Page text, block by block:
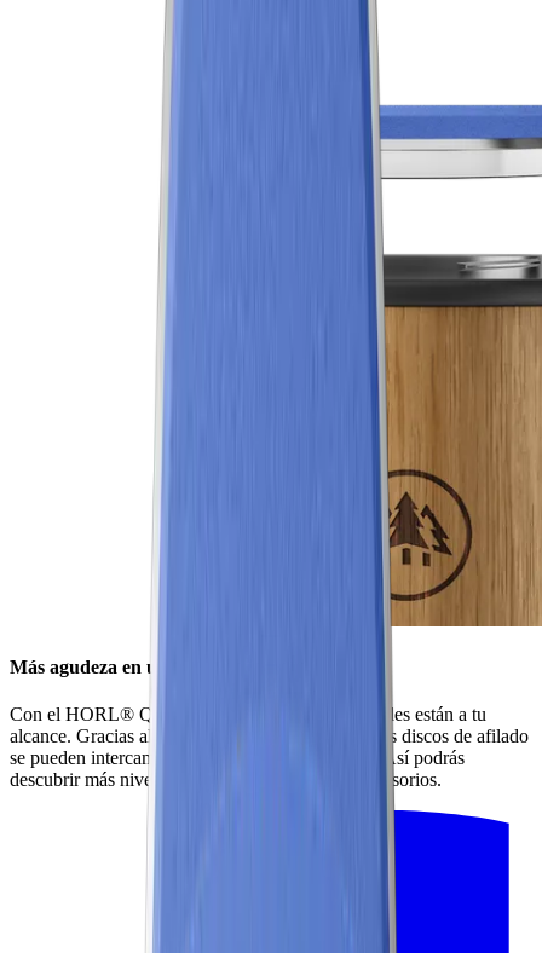
Más agudeza en un abrir y cerrar de ojos
Con el HORL® Quick Lock, todas las posibilidades están a tu
alcance. Gracias al innovador sistema de cierre, los discos de afilado
se pueden intercambiar con un solo movimiento. Así podrás
descubrir más niveles de afilado con nuestros accesorios.